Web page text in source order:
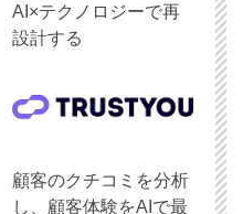
AI×テクノロジーで再
設計する
顧客のクチコミを分析
し、顧客体験をAIで最